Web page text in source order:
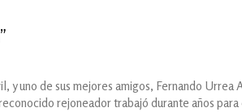
uno de sus mejores amigos, Fernando Urrea
rejoneador trabajó durante años para